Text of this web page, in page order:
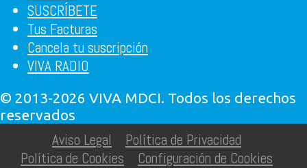
SUSCRÍBETE
Tus Facturas
Cancela tu suscripción
VIVA RADIO
© 2013-2026 VIVA MDCI. Todos los derechos
reservados
Aviso Legal
Política de Privacidad
Política de Cookies
Configuración de Cookies